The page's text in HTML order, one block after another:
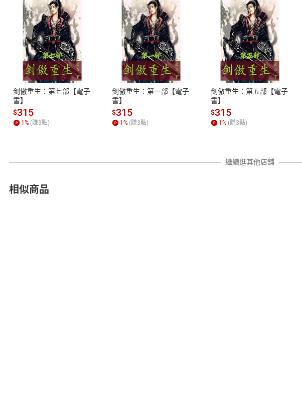
付款方式
ATM轉帳、信用卡、LINE PAY、AFTEE
退換貨規範
本店是否提供消費者保護法七日猶
之權利，遽消費者保護法及通訊交
除權合理例外情事適用準則，依商
質各有不同規定。詳細退換貨說明
照各商品說明。
剑傲重生：第七部【電子
書】
$315
1% (賺3點)
剑傲重生：第一部【電子
書】
$315
1% (賺3點)
剑傲重生：第五部【電子
書】
$315
1% (賺3點)
繼續逛其他店舖
相似商品